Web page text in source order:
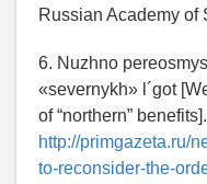
Russian Academy of
6. Nuzhno
«severnykh» l´got
of “northern”
http://primgazeta.ru/
to-reconsider-the-